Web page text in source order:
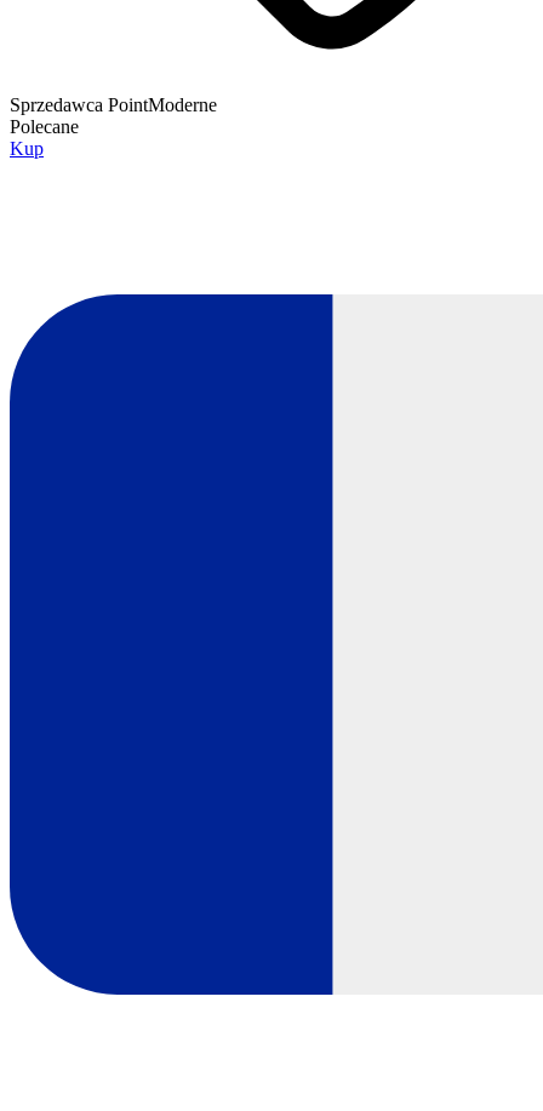
Sprzedawca PointModerne
Polecane
Kup